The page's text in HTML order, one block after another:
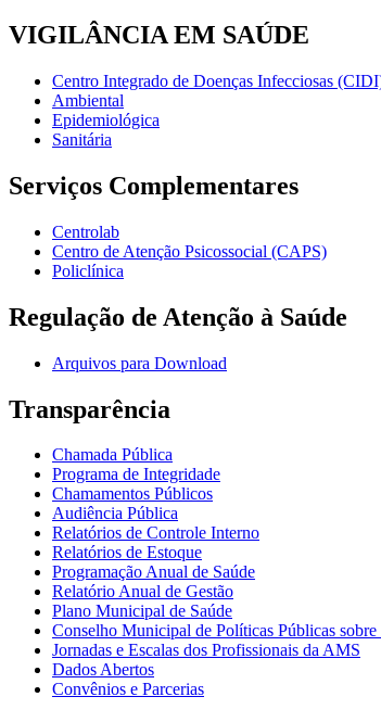
VIGILÂNCIA EM SAÚDE
Centro Integrado de Doenças Infecciosas
Ambiental
Epidemiológica
Sanitária
Serviços Complementares
Centrolab
Centro de Atenção Psicossocial (CAPS)
Policlínica
Regulação de Atenção à Saúde
Arquivos para Download
Transparência
Chamada Pública
Programa de Integridade
Chamamentos Públicos
Audiência Pública
Relatórios de Controle Interno
Relatórios de Estoque
Programação Anual de Saúde
Relatório Anual de Gestão
Plano Municipal de Saúde
Conselho Municipal de Políticas Públicas
Jornadas e Escalas dos Profissionais da AMS
Dados Abertos
Convênios e Parcerias